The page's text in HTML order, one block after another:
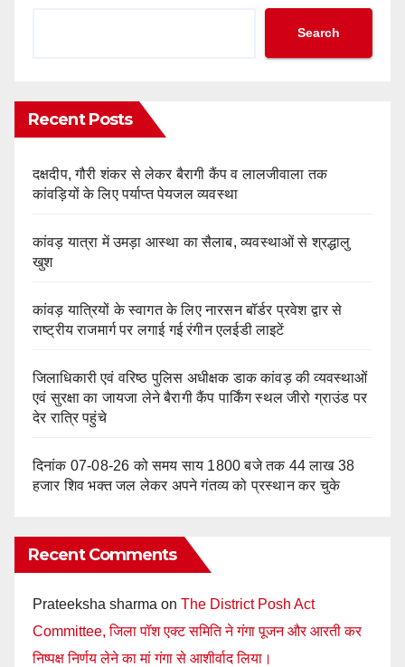
Search
Recent Posts
दक्षदीप, गौरी शंकर से लेकर बैरागी कैंप व लालजीवाला तक
कांवड़ियों के लिए पर्याप्त पेयजल व्यवस्था
कांवड़ यात्रा में उमड़ा आस्था का सैलाब, व्यवस्थाओं से श्रद्धालु
खुश
कांवड़ यात्रियों के स्वागत के लिए नारसन बॉर्डर प्रवेश द्वार से
राष्ट्रीय राजमार्ग पर लगाई गई रंगीन एलईडी लाइटें
जिलाधिकारी एवं वरिष्ठ पुलिस अधीक्षक डाक कांवड़ की व्यवस्थाओं
एवं सुरक्षा का जायजा लेने बैरागी कैंप पार्किंग स्थल जीरो ग्राउंड पर
देर रात्रि पहुंचे
दिनांक 07-08-26 को समय साय 1800 बजे तक 44 लाख 38
हजार शिव भक्त जल लेकर अपने गंतव्य को प्रस्थान कर चुके
Recent Comments
Prateeksha sharma on The District Posh Act
Committee, जिला पॉश एक्ट समिति ने गंगा पूजन और आरती कर
निष्पक्ष निर्णय लेने का मां गंगा से आशीर्वाद लिया।